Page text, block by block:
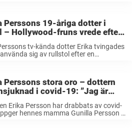
Perssons 19-åriga dotter i
– Hollywood-fruns vrede efter
tv-kända dotter Erika tvingades
sig av rullstol efter en
...
Perssons stora oro – dottern
i covid-19: ”Jag är
Erika Persson har drabbats av covid-
hennes mamma Gunilla Persson i